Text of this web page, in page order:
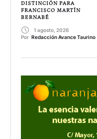
DISTINCIÓN PARA
FRANCISCO MARTÍN
BERNABÉ
1 agosto, 2026
Por Redacción Avance Taurino